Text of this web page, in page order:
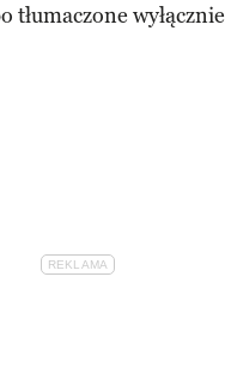
tłumaczone wyłącznie